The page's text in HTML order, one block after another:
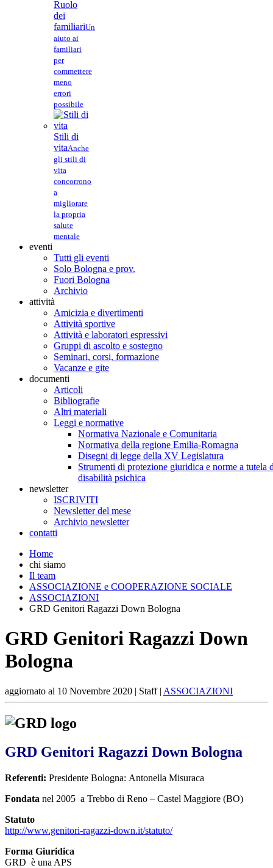
Ruolo
dei
familiariUn
aiuto ai
familiari
per
commettere
meno
errori
possibile
Stili di
vitaAnche
gli stili di
vita
concorrono
a
migliorare
la propria
salute
mentale
eventi
Tutti gli eventi
Solo Bologna e prov.
Fuori Bologna
Archivio
attività
Amicizia e divertimenti
Attività sportive
Attività e laboratori espressivi
Gruppi di ascolto e sostegno
Seminari, corsi, formazione
Vacanze e gite
documenti
Articoli
Bibliografie
Altri materiali
Leggi e normative
Normativa Nazionale e Comunitaria
Normativa della regione Emilia-Romagna
Disegni di legge della XV Legislatura
Strumenti di protezione giuridica e norme a tutela
disabilità psichica
newsletter
ISCRIVITI
Newsletter del mese
Archivio newsletter
contatti
Home
chi siamo
Il team
ASSOCIAZIONE e COOPERAZIONE SOCIALE
ASSOCIAZIONI
GRD Genitori Ragazzi Down Bologna
GRD Genitori Ragazzi Down
Bologna
aggiornato al 10 Novembre 2020 | Staff | ASSOCIAZIONI
GRD Genitori Ragazzi Down Bologna
Referenti: Presidente Bologna: Antonella Misuraca
Fondata nel 2005 a Trebbo di Reno – Castel Maggiore (BO)
Statuto
http://www.genitori-ragazzi-down.it/statuto/
Forma Giuridica
GRD è una APS